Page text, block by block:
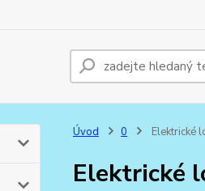
Úvod 0 Elektrické
Elektrické